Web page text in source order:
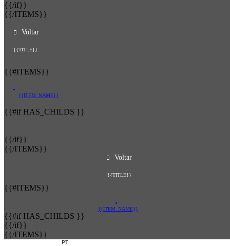
{{/if}}
{{/ITEMS}}
Voltar
{{TITLE}}
{{#ITEMS}}
{{ITEM_NAME}}
{{#if HAS_CHILDS }}
{{/if}}
{{/ITEMS}}
Voltar
{{TITLE}}
{{#ITEMS}}
{{ITEM_NAME}}
{{#if HAS_CHILDS }}
{{/if}}
{{/ITEMS}}
PT